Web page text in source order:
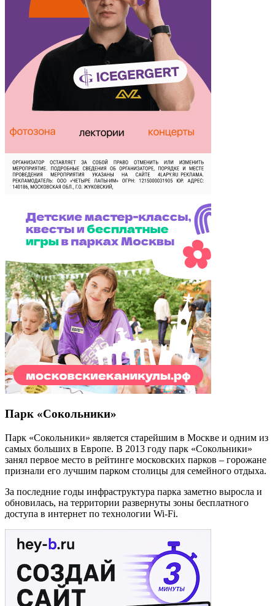
Парк «Сокольники»
Парк «Сокольники» является старейшим в Москве и одним из
самых больших в Европе. В 2013 году парк «Сокольники»
занял первое место в рейтинге московских парков – горожане
признали его лучшим парком столицы для семейного отдыха.
За последние годы инфраструктура парка заметно выросла и
обновилась, на территории развернуты зоны бесплатного
доступа в интернет по технологии Wi-Fi.